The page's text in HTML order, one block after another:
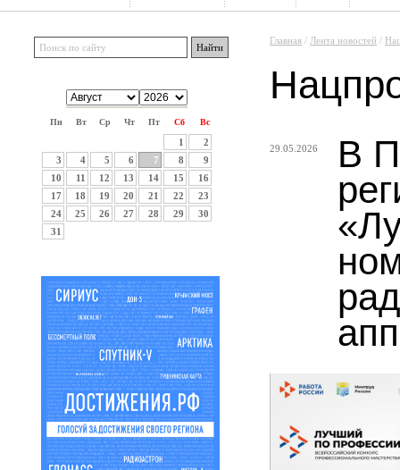
Пн Вт Ср Чт Пт Сб Вс
1
2
3
4 5 6 7 8
9
10
11 12 13 14 15
16
17
18 19 20 21 22
23
24
25 26 27 28 29
30
31
Главная / Лента новостей /
29.05.2026
В